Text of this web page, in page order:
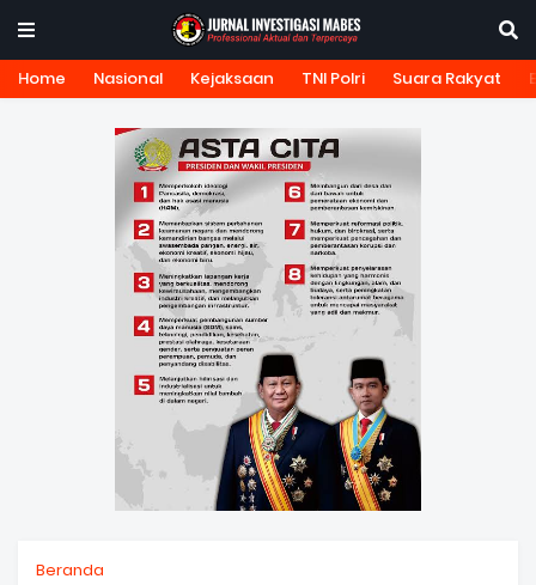
Home Nasional Kejaksaan TNI Polri Suara Rakyat
Beranda